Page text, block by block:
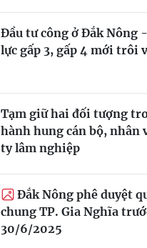
Đầu tư công ở Đắk Nông
lực gấp 3, gấp 4 mới trôi
Tạm giữ hai đối tượng
hành hung cán bộ, nhân
ty lâm nghiệp
Đắk Nông phê duyệt
chung TP. Gia Nghĩa
30/6/2025